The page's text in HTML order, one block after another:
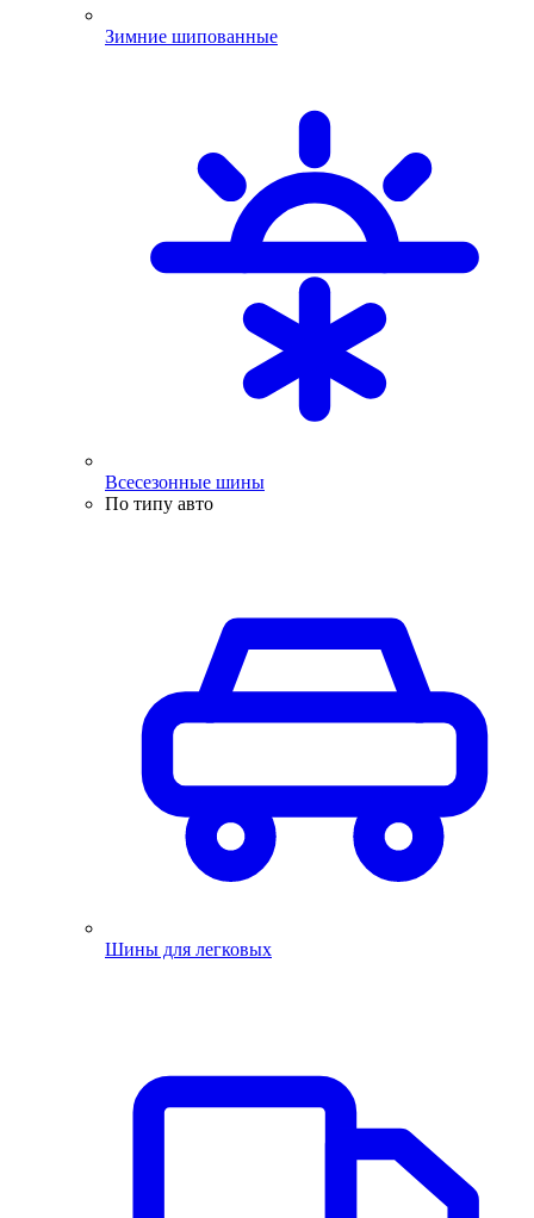
Зимние шипованные
Всесезонные шины
По типу авто
Шины для легковых